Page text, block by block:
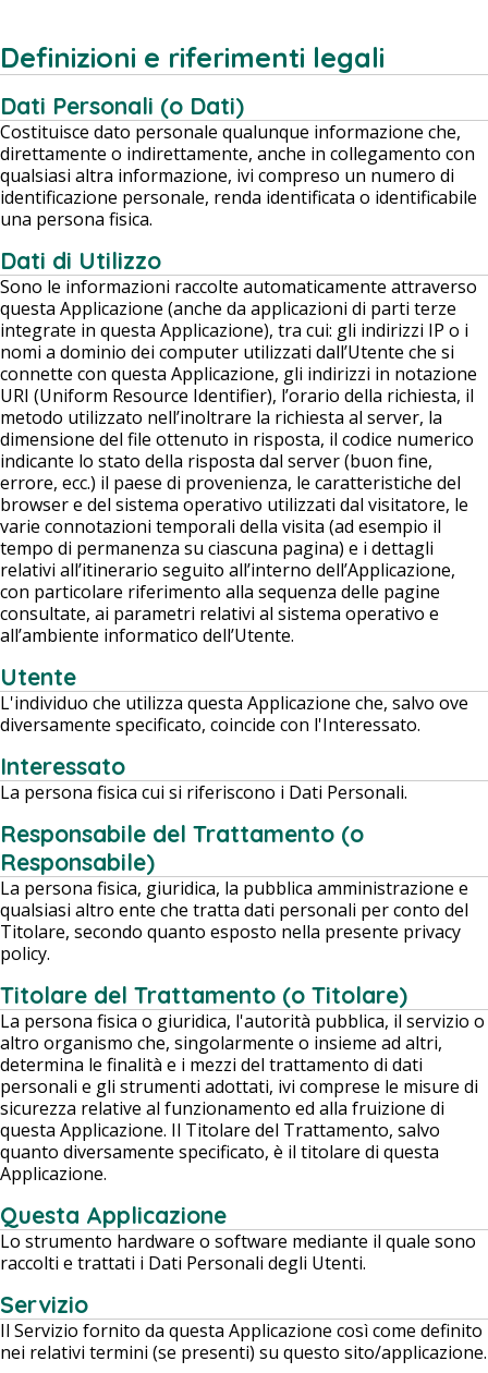
Definizioni e riferimenti legali
Dati Personali (o Dati)
Costituisce dato personale qualunque informazione che,
direttamente o indirettamente, anche in collegamento con
qualsiasi altra informazione, ivi compreso un numero di
identificazione personale, renda identificata o identificabile
una persona fisica.
Dati di Utilizzo
Sono le informazioni raccolte automaticamente attraverso
questa Applicazione (anche da applicazioni di parti terze
integrate in questa Applicazione), tra cui: gli indirizzi IP o i
nomi a dominio dei computer utilizzati dall’Utente che si
connette con questa Applicazione, gli indirizzi in notazione
URI (Uniform Resource Identifier), l’orario della richiesta, il
metodo utilizzato nell’inoltrare la richiesta al server, la
dimensione del file ottenuto in risposta, il codice numerico
indicante lo stato della risposta dal server (buon fine,
errore, ecc.) il paese di provenienza, le caratteristiche del
browser e del sistema operativo utilizzati dal visitatore, le
varie connotazioni temporali della visita (ad esempio il
tempo di permanenza su ciascuna pagina) e i dettagli
relativi all’itinerario seguito all’interno dell’Applicazione,
con particolare riferimento alla sequenza delle pagine
consultate, ai parametri relativi al sistema operativo e
all’ambiente informatico dell’Utente.
Utente
L'individuo che utilizza questa Applicazione che, salvo ove
diversamente specificato, coincide con l'Interessato.
Interessato
La persona fisica cui si riferiscono i Dati Personali.
Responsabile del Trattamento (o
Responsabile)
La persona fisica, giuridica, la pubblica amministrazione e
qualsiasi altro ente che tratta dati personali per conto del
Titolare, secondo quanto esposto nella presente privacy
policy.
Titolare del Trattamento (o Titolare)
La persona fisica o giuridica, l'autorità pubblica, il servizio o
altro organismo che, singolarmente o insieme ad altri,
determina le finalità e i mezzi del trattamento di dati
personali e gli strumenti adottati, ivi comprese le misure di
sicurezza relative al funzionamento ed alla fruizione di
questa Applicazione. Il Titolare del Trattamento, salvo
quanto diversamente specificato, è il titolare di questa
Applicazione.
Questa Applicazione
Lo strumento hardware o software mediante il quale sono
raccolti e trattati i Dati Personali degli Utenti.
Servizio
Il Servizio fornito da questa Applicazione così come definito
nei relativi termini (se presenti) su questo sito/applicazione.